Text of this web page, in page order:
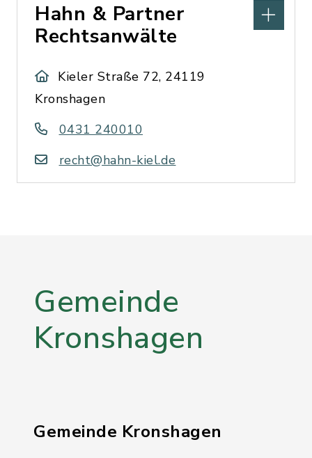
Hahn & Partner
Rechtsanwälte
Kieler Straße 72, 24119
Kronshagen
0431 240010
recht@hahn-kiel.de
Gemeinde
Kronshagen
Gemeinde Kronshagen